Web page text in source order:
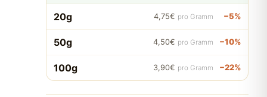
20g 4,75€ pro Gramm −5%
50g 4,50€ pro Gramm −10%
100g 3,90€ pro Gramm −22%